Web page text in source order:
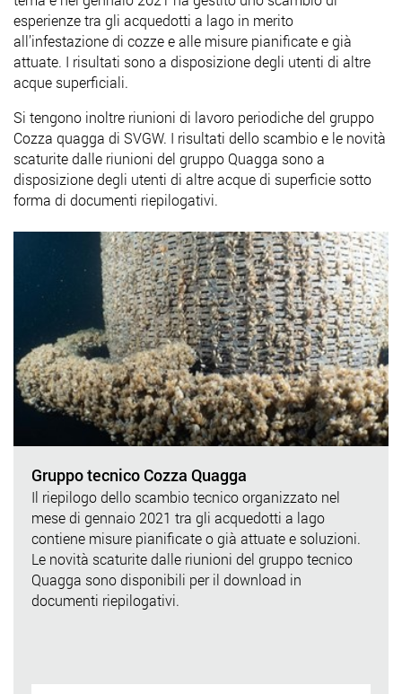
esperienze tra gli acquedotti a lago in merito
all’infestazione di cozze e alle misure pianificate e già
attuate. I risultati sono a disposizione degli utenti di altre
acque superficiali.
Si tengono inoltre riunioni di lavoro periodiche del gruppo
Cozza quagga di SVGW. I risultati dello scambio e le novità
scaturite dalle riunioni del gruppo Quagga sono a
disposizione degli utenti di altre acque di superficie sotto
forma di documenti riepilogativi.
Gruppo tecnico Cozza Quagga
Il riepilogo dello scambio tecnico organizzato nel
mese di gennaio 2021 tra gli acquedotti a lago
contiene misure pianificate o già attuate e soluzioni.
Le novità scaturite dalle riunioni del gruppo tecnico
Quagga sono disponibili per il download in
documenti riepilogativi.